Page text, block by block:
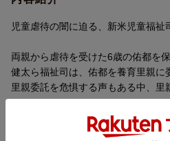
児童虐待の闇に迫る、新米児童福祉
両親から虐待を受けた6歳の佑都を
健太ら福祉司は、佑都を養育里親に
里親委託を危惧する声もある中、里
し？
里親委託編完全収録＆家族再統合編
救いたい命がある。取り戻したい笑